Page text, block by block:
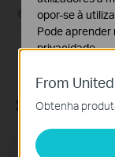
09-06-2011
Email Address
From
Obtenha
opor-se à
Pode
privacidade.
Cookies
Os cookies
website e não
Cookies de